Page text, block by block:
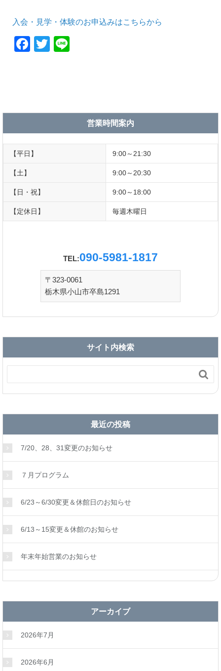
入会・見学・体験のお申込みはこちらから
F
o
k
T
営業時間案内
【平日】 9:00～21:30
【土】 9:00～20:30
【日・祝】 9:00～18:00
【定休日】 毎週木曜日
TEL:090-5981-1817
〒323-0061
栃木県小山市卒島1291
サイト内検索

最近の投稿
7/20、28、31変更のお知らせ
７月プログラム
6/23～6/30変更＆休館日のお知らせ
6/13～15変更＆休館のお知らせ
年末年始営業のお知らせ
アーカイブ
2026年7月
2026年6月